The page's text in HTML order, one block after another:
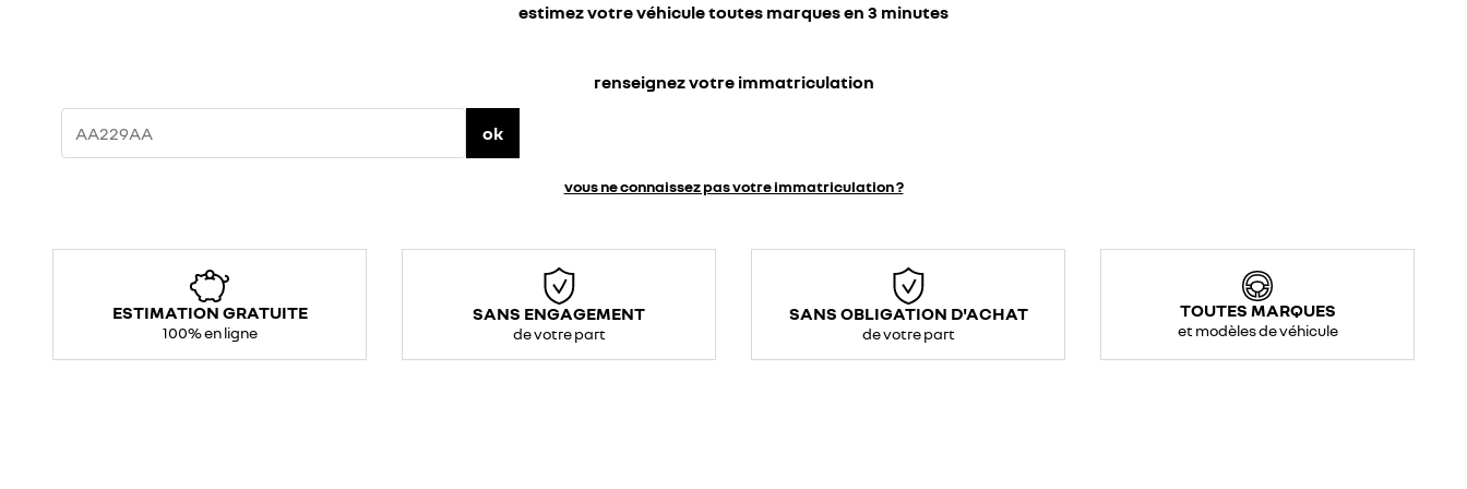
estimez votre véhicule toutes marques en 3 minutes
renseignez votre immatriculation
ok
vous ne connaissez pas votre immatriculation ?
ESTIMATION GRATUITE
100% en ligne
SANS ENGAGEMENT
de votre part
SANS OBLIGATION D'ACHAT
de votre part
TOUTES MARQUES
et modèles de véhicule